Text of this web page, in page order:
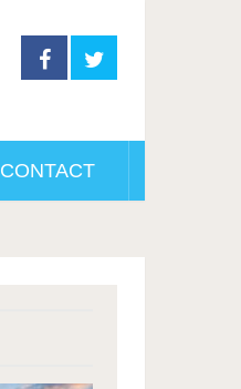
CONTACT